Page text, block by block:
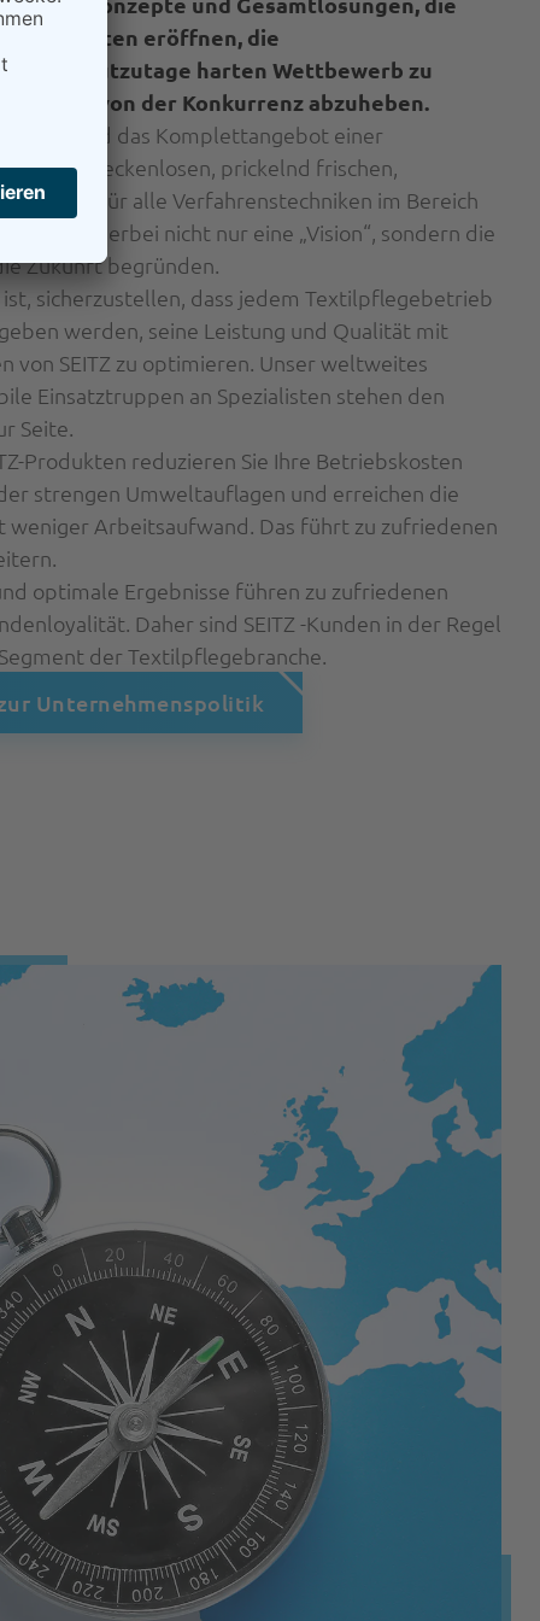
eröffnen, die
dem heutzutage harten Wettbewerb zu
sich von der Konkurrenz abzuheben.
und das Komplettangebot einer
zur fleckenlosen, prickelnd frischen,
geeignet für alle Verfahrenstechniken im Bereich
ist hierbei nicht nur eine „Vision“, sondern die
Zukunft begründen.
sicherzustellen, dass jedem Textilpflegebetrieb
werden, seine Leistung und Qualität mit
von SEITZ zu optimieren. Unser weltweites
Einsatztruppen an Spezialisten stehen den
Seite.
Produkten reduzieren Sie Ihre Betriebskosten
strengen Umweltauflagen und erreichen die
Arbeitsaufwand. Das führt zu zufriedenen
optimale Ergebnisse führen zu zufriedenen
Daher sind SEITZ -Kunden in der Regel
der Textilpflegebranche.
Unternehmenspolitik